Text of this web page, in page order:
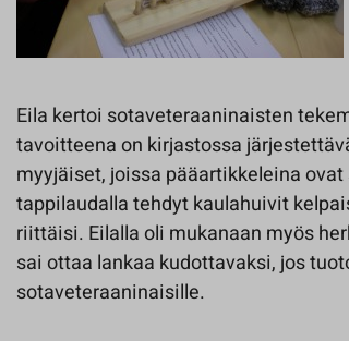
Eila kertoi sotaveteraaninaisten
tavoitteena on kirjastossa
myyjäiset, joissa pääartikkeleina
tappilaudalla tehdyt kaulahuivit
riittäisi. Eilalla oli mukanaan myös
sai ottaa lankaa kudottavaksi, jos
sotaveteraaninaisille.